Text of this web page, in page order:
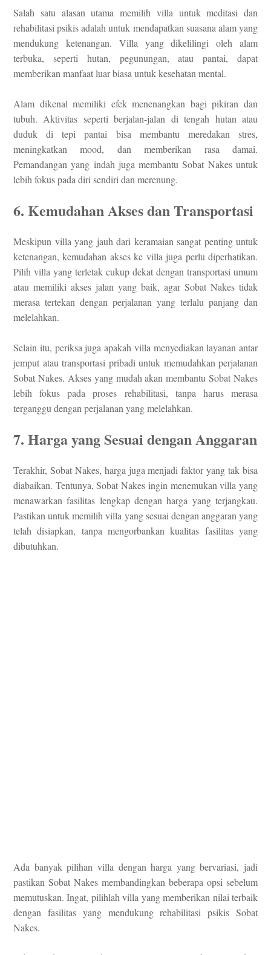
Salah satu alasan utama memilih villa untuk meditasi dan
rehabilitasi psikis adalah untuk mendapatkan suasana alam yang
mendukung ketenangan. Villa yang dikelilingi oleh alam
terbuka, seperti hutan, pegunungan, atau pantai, dapat
memberikan manfaat luar biasa untuk kesehatan mental.
Alam dikenal memiliki efek menenangkan bagi pikiran dan
tubuh. Aktivitas seperti berjalan-jalan di tengah hutan atau
duduk di tepi pantai bisa membantu meredakan stres,
meningkatkan mood, dan memberikan rasa damai.
Pemandangan yang indah juga membantu Sobat Nakes untuk
lebih fokus pada diri sendiri dan merenung.
6. Kemudahan Akses dan Transportasi
Meskipun villa yang jauh dari keramaian sangat penting untuk
ketenangan, kemudahan akses ke villa juga perlu diperhatikan.
Pilih villa yang terletak cukup dekat dengan transportasi umum
atau memiliki akses jalan yang baik, agar Sobat Nakes tidak
merasa tertekan dengan perjalanan yang terlalu panjang dan
melelahkan.
Selain itu, periksa juga apakah villa menyediakan layanan antar
jemput atau transportasi pribadi untuk memudahkan perjalanan
Sobat Nakes. Akses yang mudah akan membantu Sobat Nakes
lebih fokus pada proses rehabilitasi, tanpa harus merasa
terganggu dengan perjalanan yang melelahkan.
7. Harga yang Sesuai dengan Anggaran
Terakhir, Sobat Nakes, harga juga menjadi faktor yang tak bisa
diabaikan. Tentunya, Sobat Nakes ingin menemukan villa yang
menawarkan fasilitas lengkap dengan harga yang terjangkau.
Pastikan untuk memilih villa yang sesuai dengan anggaran yang
telah disiapkan, tanpa mengorbankan kualitas fasilitas yang
dibutuhkan.
Ada banyak pilihan villa dengan harga yang bervariasi, jadi
pastikan Sobat Nakes membandingkan beberapa opsi sebelum
memutuskan. Ingat, pilihlah villa yang memberikan nilai terbaik
dengan fasilitas yang mendukung rehabilitasi psikis Sobat
Nakes.